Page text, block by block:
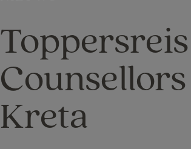
Kreta